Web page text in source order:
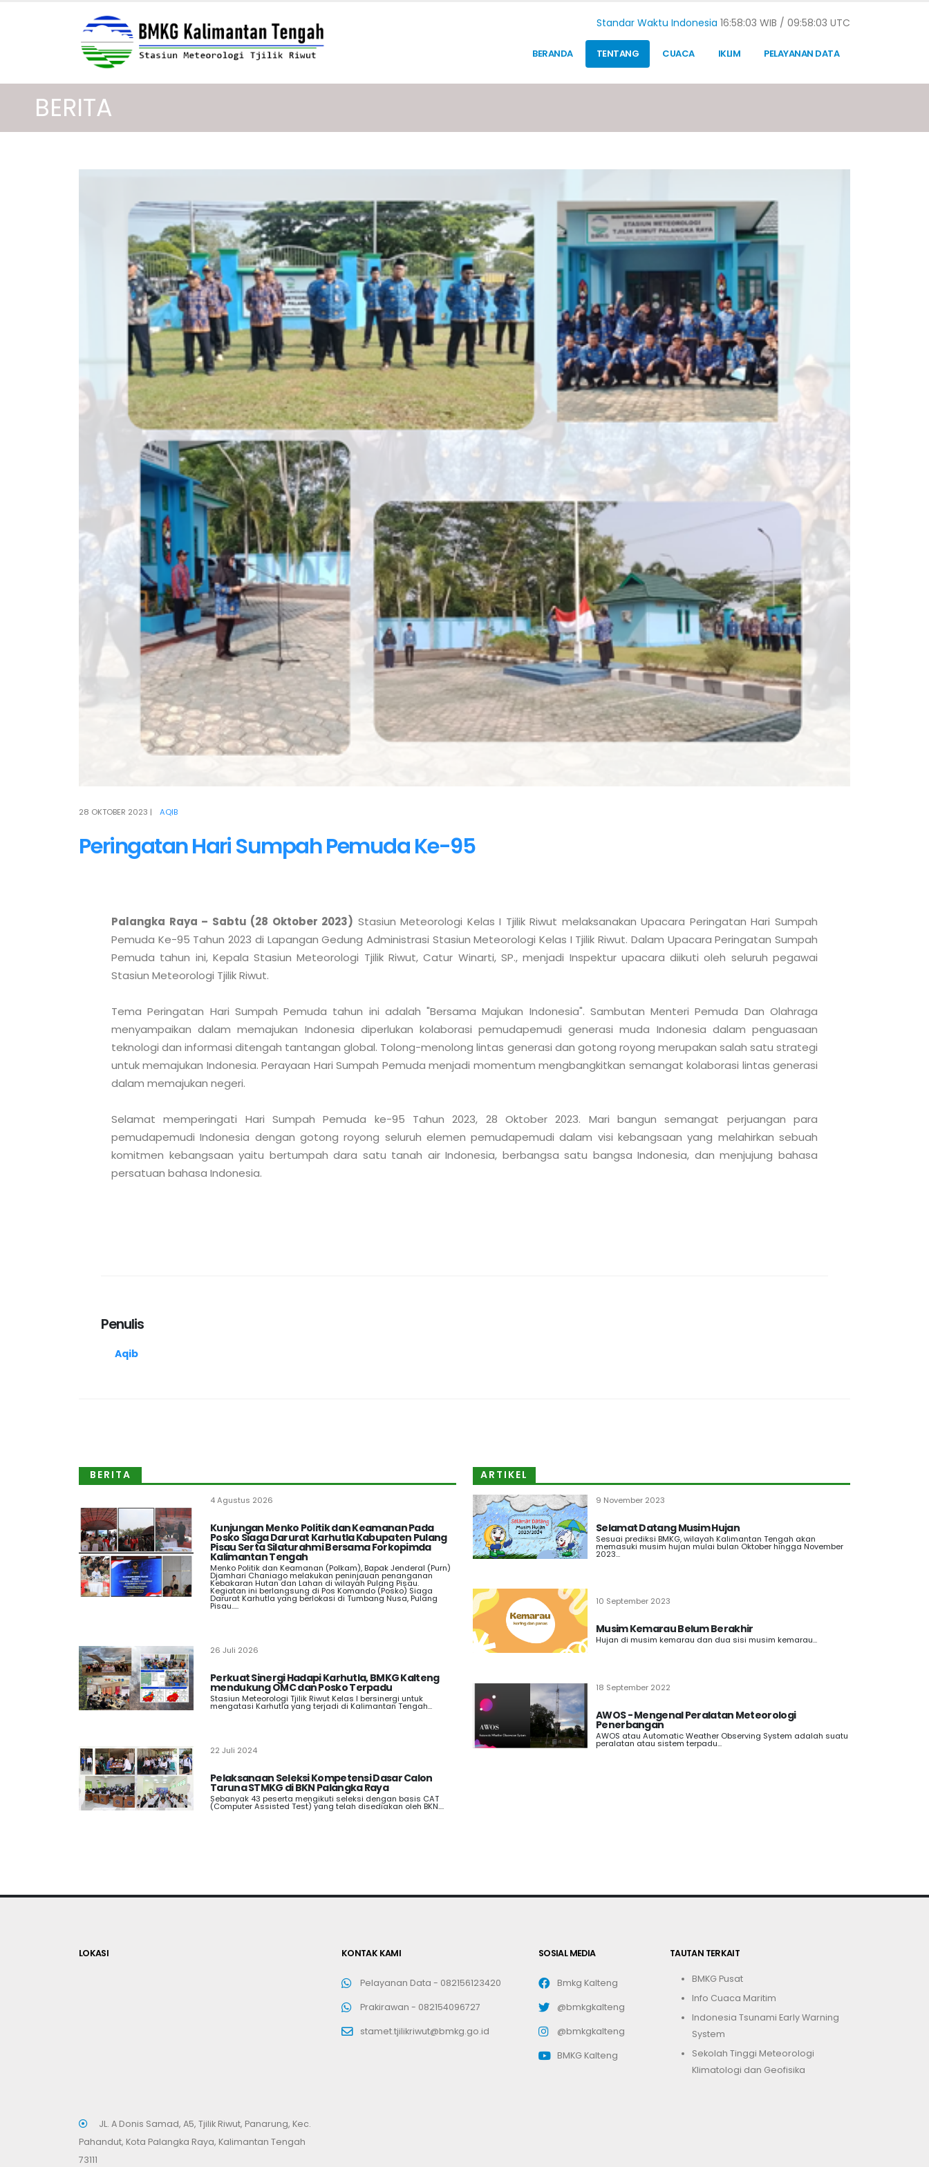
Standar Waktu Indonesia 16:58:04 WIB / 09:58:04 UTC
BERANDA TENTANG CUACA IKLIM PELAYANAN DATA
BERITA
28 OKTOBER 2023 | AQIB
Peringatan Hari Sumpah Pemuda Ke-95
Palangka Raya – Sabtu (28 Oktober 2023) Stasiun Meteorologi Kelas I Tjilik Riwut melaksanakan Upacara Peringatan Hari Sumpah
Pemuda Ke-95 Tahun 2023 di Lapangan Gedung Administrasi Stasiun Meteorologi Kelas I Tjilik Riwut. Dalam Upacara Peringatan Sumpah
Pemuda tahun ini, Kepala Stasiun Meteorologi Tjilik Riwut, Catur Winarti, SP., menjadi Inspektur upacara diikuti oleh seluruh pegawai
Stasiun Meteorologi Tjilik Riwut.
Tema Peringatan Hari Sumpah Pemuda tahun ini adalah "Bersama Majukan Indonesia". Sambutan Menteri Pemuda Dan Olahraga
menyampaikan dalam memajukan Indonesia diperlukan kolaborasi pemudapemudi generasi muda Indonesia dalam penguasaan
teknologi dan informasi ditengah tantangan global. Tolong-menolong lintas generasi dan gotong royong merupakan salah satu strategi
untuk memajukan Indonesia. Perayaan Hari Sumpah Pemuda menjadi momentum mengbangkitkan semangat kolaborasi lintas generasi
dalam memajukan negeri.
Selamat memperingati Hari Sumpah Pemuda ke-95 Tahun 2023, 28 Oktober 2023. Mari bangun semangat perjuangan para
pemudapemudi Indonesia dengan gotong royong seluruh elemen pemudapemudi dalam visi kebangsaan yang melahirkan sebuah
komitmen kebangsaan yaitu bertumpah dara satu tanah air Indonesia, berbangsa satu bangsa Indonesia, dan menjujung bahasa
persatuan bahasa Indonesia.
Penulis
Aqib
BERITA
4 Agustus 2026
Kunjungan Menko Politik dan Keamanan Pada
Posko Siaga Darurat Karhutla Kabupaten Pulang
Pisau Serta Silaturahmi Bersama Forkopimda
Kalimantan Tengah
Menko Politik dan Keamanan (Polkam), Bapak Jenderal (Purn)
Djamhari Chaniago melakukan peninjauan penanganan
Kebakaran Hutan dan Lahan di wilayah Pulang Pisau.
Kegiatan ini berlangsung di Pos Komando (Posko) Siaga
Darurat Karhutla yang berlokasi di Tumbang Nusa, Pulang
Pisau.....
26 Juli 2026
Perkuat Sinergi Hadapi Karhutla, BMKG Kalteng
mendukung OMC dan Posko Terpadu
Stasiun Meteorologi Tjilik Riwut Kelas I bersinergi untuk
mengatasi Karhutla yang terjadi di Kalimantan Tengah...
22 Juli 2024
Pelaksanaan Seleksi Kompetensi Dasar Calon
Taruna STMKG di BKN Palangka Raya
Sebanyak 43 peserta mengikuti seleksi dengan basis CAT
(Computer Assisted Test) yang telah disediakan oleh BKN....
ARTIKEL
9 November 2023
Selamat Datang Musim Hujan
Sesuai prediksi BMKG, wilayah Kalimantan Tengah akan
memasuki musim hujan mulai bulan Oktober hingga November
2023...
10 September 2023
Musim Kemarau Belum Berakhir
Hujan di musim kemarau dan dua sisi musim kemarau...
18 September 2022
AWOS - Mengenal Peralatan Meteorologi
Penerbangan
AWOS atau Automatic Weather Observing System adalah suatu
peralatan atau sistem terpadu...
LOKASI
JL. A Donis Samad, A5, Tjilik Riwut, Panarung, Kec.
Pahandut, Kota Palangka Raya, Kalimantan Tengah
73111
KONTAK KAMI
Pelayanan Data - 082156123420
Prakirawan - 082154096727
stamet.tjilikriwut@bmkg.go.id
SOSIAL MEDIA
Bmkg Kalteng
@bmkgkalteng
@bmkgkalteng
BMKG Kalteng
TAUTAN TERKAIT
BMKG Pusat
Info Cuaca Maritim
Indonesia Tsunami Early Warning
System
Sekolah Tinggi Meteorologi
Klimatologi dan Geofisika